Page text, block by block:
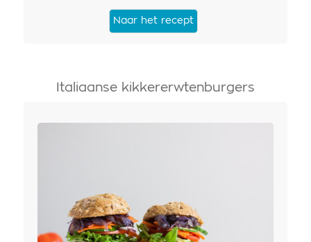
Naar het recept
Italiaanse kikkererwtenburgers